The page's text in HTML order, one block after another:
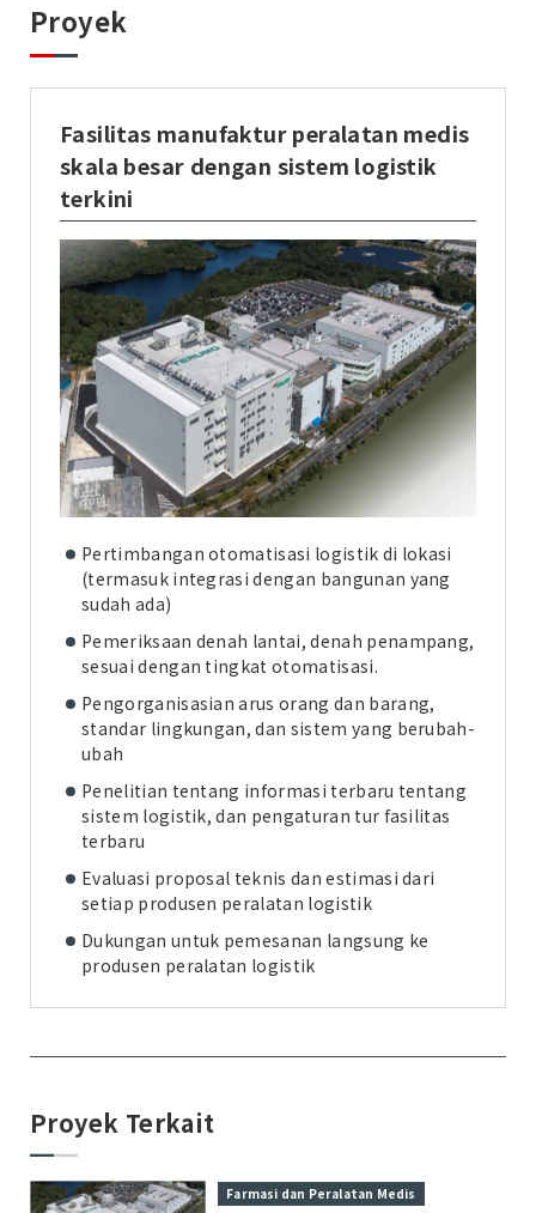
Proyek
Fasilitas manufaktur peralatan medis
skala besar dengan sistem logistik
terkini
Pertimbangan otomatisasi logistik di lokasi
(termasuk integrasi dengan bangunan yang
sudah ada)
Pemeriksaan denah lantai, denah penampang,
sesuai dengan tingkat otomatisasi.
Pengorganisasian arus orang dan barang,
standar lingkungan, dan sistem yang berubah-
ubah
Penelitian tentang informasi terbaru tentang
sistem logistik, dan pengaturan tur fasilitas
terbaru
Evaluasi proposal teknis dan estimasi dari
setiap produsen peralatan logistik
Dukungan untuk pemesanan langsung ke
produsen peralatan logistik
Proyek Terkait
Farmasi dan Peralatan Medis